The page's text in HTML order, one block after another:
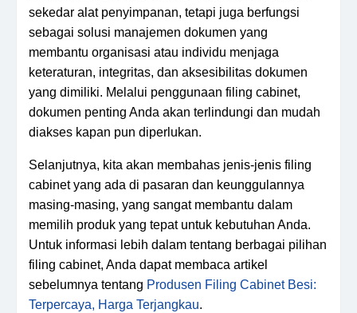
sekedar alat penyimpanan, tetapi juga berfungsi
sebagai solusi manajemen dokumen yang
membantu organisasi atau individu menjaga
keteraturan, integritas, dan aksesibilitas dokumen
yang dimiliki. Melalui penggunaan filing cabinet,
dokumen penting Anda akan terlindungi dan mudah
diakses kapan pun diperlukan.
Selanjutnya, kita akan membahas jenis-jenis filing
cabinet yang ada di pasaran dan keunggulannya
masing-masing, yang sangat membantu dalam
memilih produk yang tepat untuk kebutuhan Anda.
Untuk informasi lebih dalam tentang berbagai pilihan
filing cabinet, Anda dapat membaca artikel
sebelumnya tentang Produsen Filing Cabinet Besi:
Terpercaya, Harga Terjangkau.